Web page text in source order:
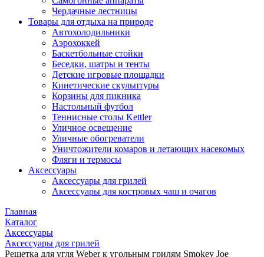
Чердачные лестницы
Товары для отдыха на природе
Автохолодильники
Аэрохоккей
Баскетбольные стойки
Беседки, шатры и тенты
Детские игровые площадки
Кинетические скульптуры
Корзины для пикника
Настольный футбол
Теннисные столы Kettler
Уличное освещение
Уличные обогреватели
Уничтожители комаров и летающих насекомых
Фляги и термосы
Аксессуары
Аксессуары для грилей
Аксессуары для костровых чаш и очагов
Главная
Каталог
Аксессуары
Аксессуары для грилей
Решетка для угля Weber к угольным грилям Smokey Joe